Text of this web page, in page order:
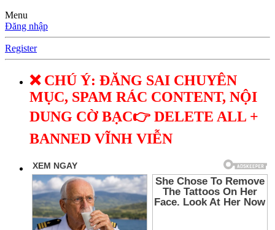
Menu
Đăng nhập
Register
❌ CHÚ Ý: ĐĂNG SAI CHUYÊN
MỤC, SPAM RÁC CONTENT, NỘI
DUNG CỜ BẠC👉 DELETE ALL +
BANNED VĨNH VIỄN